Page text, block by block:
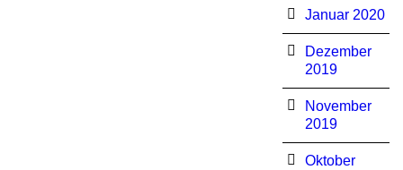
Januar 2020
Dezember
2019
November
2019
Oktober